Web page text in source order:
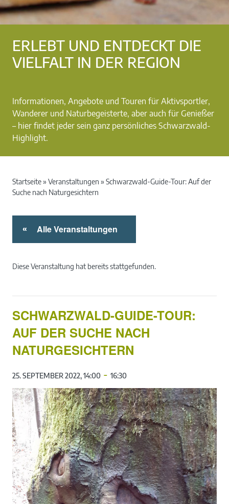
ERLEBT UND ENTDECKT DIE
VIELFALT IN DER REGION
Informationen, Angebote und Touren für Aktivsportler,
Wanderer und Naturbegeisterte, aber auch für Genießer
– hier findet jeder sein ganz persönliches Schwarzwald-
Highlight.
Startseite» Veranstaltungen » Schwarzwald-Guide-Tour: Auf der
Suche nach Naturgesichtern
« Alle Veranstaltungen
Diese Veranstaltung hat bereits stattgefunden.
SCHWARZWALD-GUIDE-TOUR:
AUF DER SUCHE NACH
NATURGESICHTERN
25. SEPTEMBER 2022, 14:00 - 16:30